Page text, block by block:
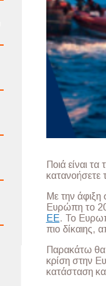
Ποιά είναι
κατανοήσετε
Με την άφιξη
Ευρώπη το
ΕΕ. Το
πιο δίκαιης,
Παρακάτω θα
κρίση στην
κατάσταση